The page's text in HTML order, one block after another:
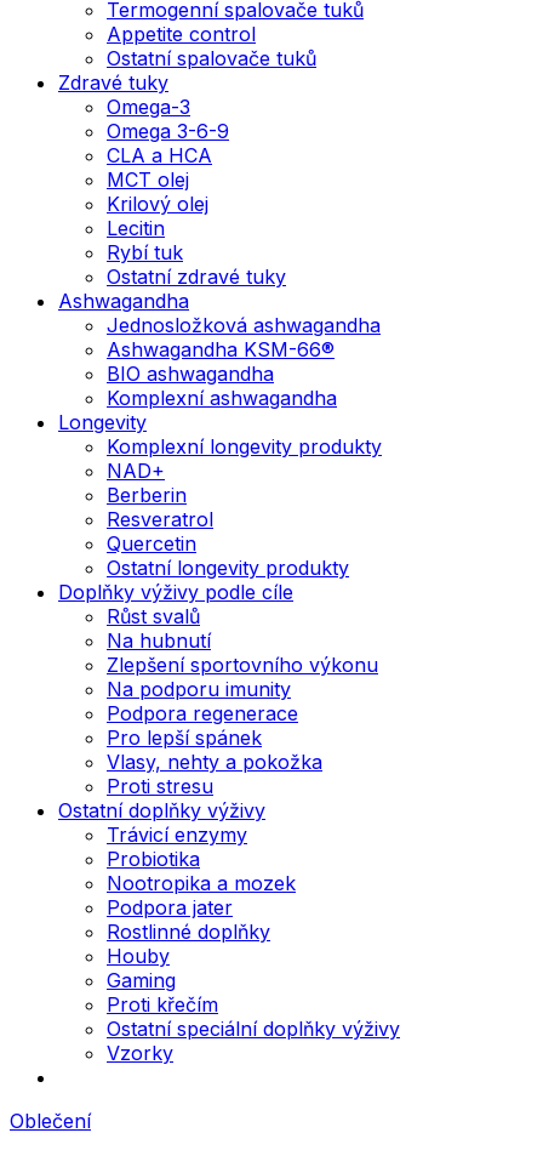
Termogenní spalovače tuků
Appetite control
Ostatní spalovače tuků
Zdravé tuky
Omega-3
Omega 3-6-9
CLA a HCA
MCT olej
Krilový olej
Lecitin
Rybí tuk
Ostatní zdravé tuky
Ashwagandha
Jednosložková ashwagandha
Ashwagandha KSM-66®
BIO ashwagandha
Komplexní ashwagandha
Longevity
Komplexní longevity produkty
NAD+
Berberin
Resveratrol
Quercetin
Ostatní longevity produkty
Doplňky výživy podle cíle
Růst svalů
Na hubnutí
Zlepšení sportovního výkonu
Na podporu imunity
Podpora regenerace
Pro lepší spánek
Vlasy, nehty a pokožka
Proti stresu
Ostatní doplňky výživy
Trávicí enzymy
Probiotika
Nootropika a mozek
Podpora jater
Rostlinné doplňky
Houby
Gaming
Proti křečím
Ostatní speciální doplňky výživy
Vzorky
Oblečení